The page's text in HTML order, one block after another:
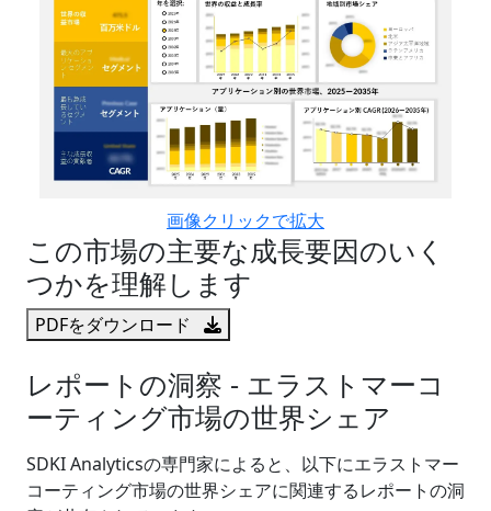
画像クリックで拡大
この市場の主要な成長要因のいく
つかを理解します
PDFをダウンロード
レポートの洞察 - エラストマーコ
ーティング市場の世界シェア
SDKI Analyticsの専門家によると、以下にエラストマー
コーティング市場の世界シェアに関連するレポートの洞